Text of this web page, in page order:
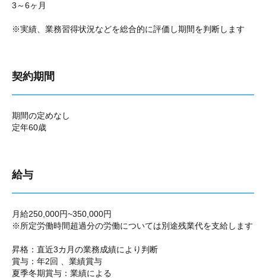
3～6ヶ月
※実績、業務習得状況などを総合的に評価し期間を判断します
契約期間
期間の定めなし
定年60歳
給与
月給250,000円~350,000円
※所定労働時間超過分の労働については別途残業代を支給します
昇格：直近3カ月の業務成績により判断
賞与：年2回 、業績賞与
夏季冬期賞与：業績による